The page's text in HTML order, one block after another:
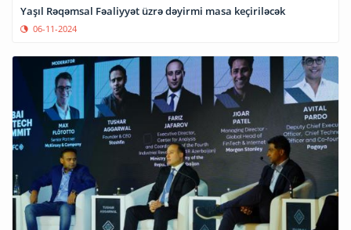
Yaşıl Rəqəmsal Fəaliyyət üzrə dəyirmi masa keçiriləcək
06-11-2024